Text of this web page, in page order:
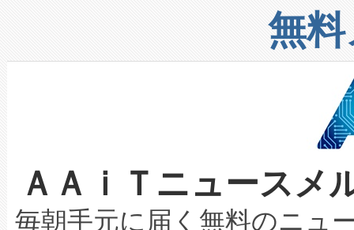
上げおよび商用化段階におけ
設備整備および立ち上げ調整
加組織は、Enzeneのバイオ
選定された製品について、自
取得できる可能性もあります
設には、3億～4億ドルかか
最高経営責任者（CEO）であ
増加しているデータセンター
る電力網に大きな負担をかけ
事業者の負担軽減という課題
系統連系を迅速にし、ピーク
限を超えて利用可能な電力容
持できるよう貢献します。こ
ービスレベル契約（SLA）違
リューション「Avia 2」を発
したAvia 2は、1,000メート
狭視野のFOVを切り替えるこ
ケーブル、枝などの細かな対
なレーザースポットにより、
な環境下でも豊かなディテー
キロメートル範囲を検出
無
ＡＡｉＴニュース
毎朝手元に届く無料のニュ